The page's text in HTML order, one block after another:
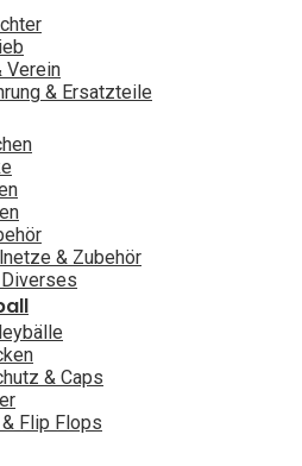
Verein
& Ersatzteile
& Zubehör
& Caps
Flip Flops